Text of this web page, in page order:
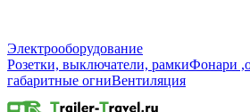
Электрооборудование
Розетки, выключатели, рамкиФонари
габаритные огниВентиляция